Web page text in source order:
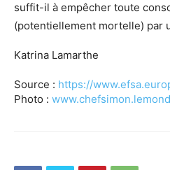
suffit-il à empêcher toute
(potentiellement mortelle) par
Katrina Lamarthe
Source : https://
Photo :